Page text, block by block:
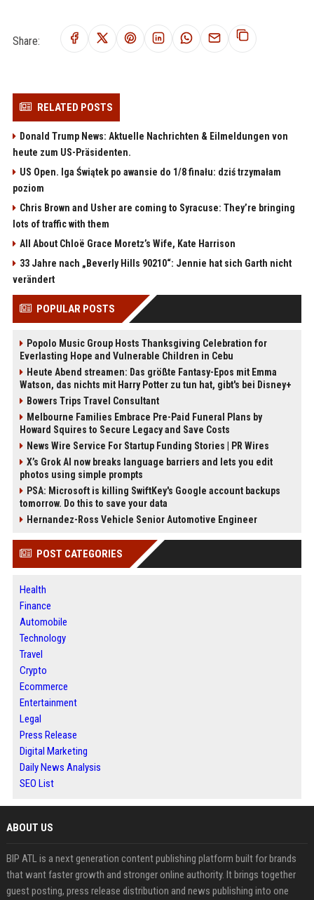
Share:
RELATED POSTS
Donald Trump News: Aktuelle Nachrichten & Eilmeldungen von
heute zum US-Präsidenten.
US Open. Iga Świątek po awansie do 1/8 finału: dziś trzymałam
poziom
Chris Brown and Usher are coming to Syracuse: They’re bringing
lots of traffic with them
All About Chloë Grace Moretz’s Wife, Kate Harrison
33 Jahre nach „Beverly Hills 90210“: Jennie hat sich Garth nicht
verändert
POPULAR POSTS
Popolo Music Group Hosts Thanksgiving Celebration for
Everlasting Hope and Vulnerable Children in Cebu
Heute Abend streamen: Das größte Fantasy-Epos mit Emma
Watson, das nichts mit Harry Potter zu tun hat, gibt's bei Disney+
Bowers Trips Travel Consultant
Melbourne Families Embrace Pre-Paid Funeral Plans by
Howard Squires to Secure Legacy and Save Costs
News Wire Service For Startup Funding Stories | PR Wires
X’s Grok AI now breaks language barriers and lets you edit
photos using simple prompts
PSA: Microsoft is killing SwiftKey's Google account backups
tomorrow. Do this to save your data
Hernandez-Ross Vehicle Senior Automotive Engineer
POST CATEGORIES
Health
Finance
Automobile
Technology
Travel
Crypto
Ecommerce
Entertainment
Legal
Press Release
Digital Marketing
Daily News Analysis
SEO List
ABOUT US
BIP ATL is a next generation content publishing platform built for brands
that want faster growth and stronger online authority. It brings together
guest posting, press release distribution and news publishing into one